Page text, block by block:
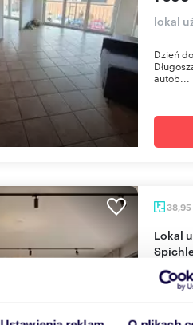
lokal
Dzień
autob...
38,95
Lokal użytkowy na sprzedaż w prestiżowym
699